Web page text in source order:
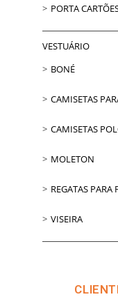
PORTA
VESTUÁRIO
BONÉ
CAMISETAS
CAMISETAS
MOLETON
REGATAS PARA
VISEIRA